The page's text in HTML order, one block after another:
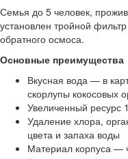
Семья до 5 человек,
установлен тройной
обратного осмоса.
Основные преимущества
Вкусная вода — в
скорлупы кокосовых
Увеличенный ресурс
Удаление хлора,
цвета и запаха воды
Материал корпуса —